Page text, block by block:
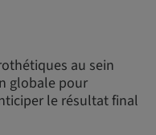
au sein
globale pour
le résultat final